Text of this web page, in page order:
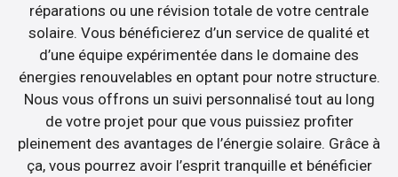
réparations ou une révision totale de votre centrale
solaire. Vous bénéficierez d’un service de qualité et
d’une équipe expérimentée dans le domaine des
énergies renouvelables en optant pour notre structure.
Nous vous offrons un suivi personnalisé tout au long
de votre projet pour que vous puissiez profiter
pleinement des avantages de l’énergie solaire. Grâce à
ça, vous pourrez avoir l’esprit tranquille et bénéficier